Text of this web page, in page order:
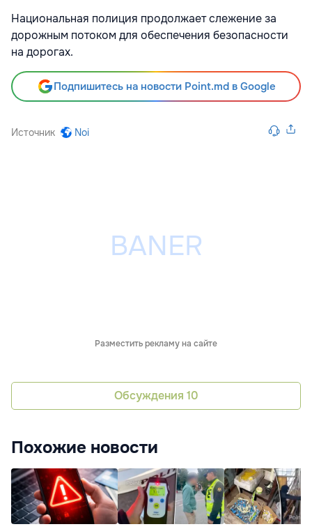
Национальная полиция продолжает слежение за
дорожным потоком для обеспечения безопасности
на дорогах.
Подпишитесь на новости Point.md в Google
Источник Noi
Разместить рекламу на сайте
Обсуждения 10
Похожие новости